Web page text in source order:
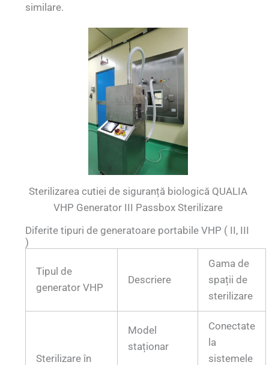
similare.
Sterilizarea cutiei de siguranță biologică QUALIA
VHP Generator III Passbox Sterilizare
Diferite tipuri de generatoare portabile VHP ( II, III
)
Tipul de
generator VHP
Descriere
Gama de
spații de
sterilizare
Sterilizare în
Model
staționar
Conectate
la
sistemele